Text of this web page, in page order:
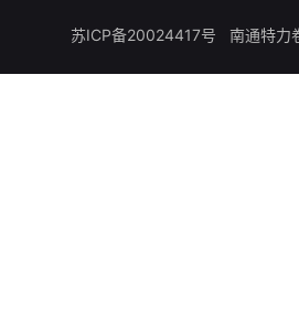
苏ICP备20024417号 南通特力